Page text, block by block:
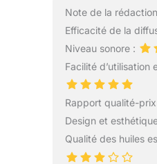
Note de la
Efficacité de la
Niveau sonore :
Facilité d’utilisation
Rapport qualité-
Design et
Qualité des huiles